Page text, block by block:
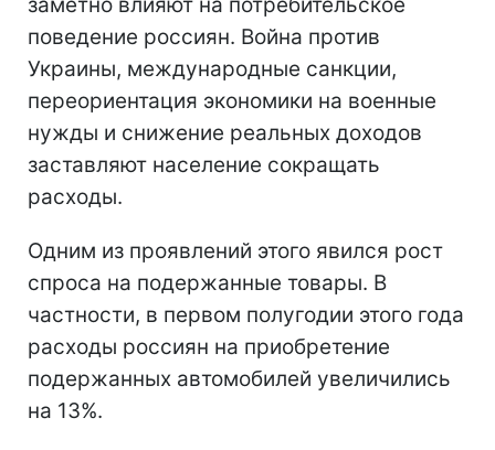
поведение россиян. Война против
Украины, международные санкции,
переориентация экономики на военные
нужды и снижение реальных доходов
заставляют население сокращать
расходы.
Одним из проявлений этого явился рост
спроса на подержанные товары. В
частности, в первом полугодии этого года
расходы россиян на приобретение
подержанных автомобилей увеличились
на 13%.